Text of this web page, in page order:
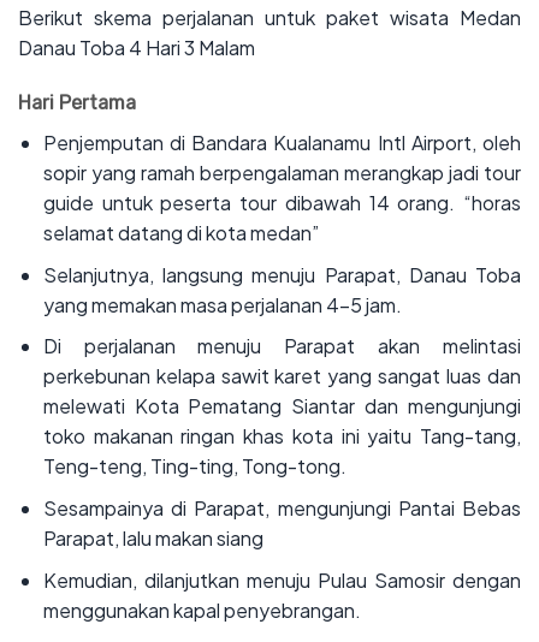
Berikut skema perjalanan untuk paket wisata Medan
Danau Toba 4 Hari 3 Malam
Hari Pertama
‌Penjemputan di Bandara Kualanamu Intl Airport, oleh
sopir yang ramah berpengalaman merangkap jadi tour
guide untuk peserta tour dibawah 14 orang. “horas
selamat datang di kota medan”
‌Selanjutnya, langsung menuju Parapat, Danau Toba
yang memakan masa perjalanan 4-5 jam.
‌Di perjalanan menuju Parapat akan melintasi
perkebunan kelapa sawit karet yang sangat luas dan
melewati Kota Pematang Siantar dan mengunjungi
toko makanan ringan khas kota ini yaitu Tang-tang,
Teng-teng, Ting-ting, Tong-tong.
‌Sesampainya di Parapat, mengunjungi Pantai Bebas
Parapat, lalu makan siang
‌Kemudian, dilanjutkan menuju Pulau Samosir dengan
menggunakan kapal penyebrangan.